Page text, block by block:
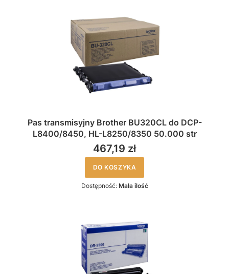
Pas transmisyjny Brother BU320CL do DCP-
L8400/8450, HL-L8250/8350 50.000 str
467,19 zł
DO KOSZYKA
Dostępność: Mała ilość